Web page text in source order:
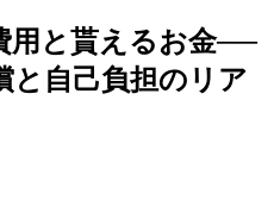
用と貰えるお金──
と自己負担のリア